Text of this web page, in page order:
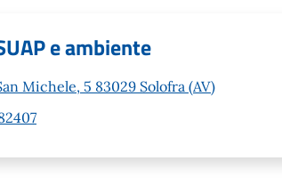
e ambiente
Michele, 5 83029 Solofra (AV)